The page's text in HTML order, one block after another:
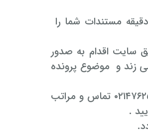
مستندات شما را
سایت اقدام به صدور
زند و موضوع پرونده
۶. در صورت هرگونه سوالی در هر ساعت از شبانه روز می توانید به شماره ۰۲۱۴۷۶۲۵۹ تماس و مراتب
.